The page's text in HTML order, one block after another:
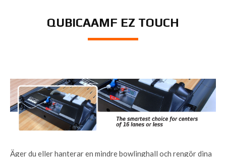
QUBICAAMF EZ TOUCH
Äger du eller hanterar en mindre bowlinghall och rengör dina